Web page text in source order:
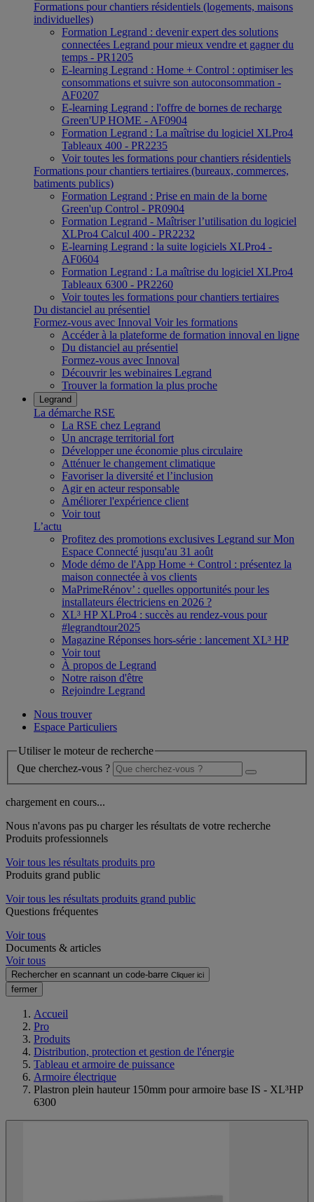
Formations pour chantiers résidentiels (logements, maisons
individuelles)
Formation Legrand : devenir expert des solutions
connectées Legrand pour mieux vendre et gagner du
temps - PR1205
E-learning Legrand : Home + Control : optimiser les
consommations et suivre son autoconsommation -
AF0207
E-learning Legrand : l'offre de bornes de recharge
Green'UP HOME - AF0904
Formation Legrand : La maîtrise du logiciel XLPro4
Tableaux 400 - PR2235
Voir toutes les formations pour chantiers résidentiels
Formations pour chantiers tertiaires (bureaux, commerces,
batiments publics)
Formation Legrand : Prise en main de la borne
Green'up Control - PR0904
Formation Legrand - Maîtriser l’utilisation du logiciel
XLPro4 Calcul 400 - PR2232
E-learning Legrand : la suite logiciels XLPro4 -
AF0604
Formation Legrand : La maîtrise du logiciel XLPro4
Tableaux 6300 - PR2260
Voir toutes les formations pour chantiers tertiaires
Du distanciel au présentiel
Formez-vous avec Innoval Voir les formations
Accéder à la plateforme de formation innoval en ligne
Du distanciel au présentiel
Formez-vous avec Innoval
Découvrir les webinaires Legrand
Trouver la formation la plus proche
Legrand
La démarche RSE
La RSE chez Legrand
Un ancrage territorial fort
Développer une économie plus circulaire
Atténuer le changement climatique
Favoriser la diversité et l’inclusion
Agir en acteur responsable
Améliorer l'expérience client
Voir tout
L’actu
Profitez des promotions exclusives Legrand sur Mon
Espace Connecté jusqu'au 31 août
Mode démo de l'App Home + Control : présentez la
maison connectée à vos clients
MaPrimeRénov’ : quelles opportunités pour les
installateurs électriciens en 2026 ?
XL³ HP XLPro4 : succès au rendez-vous pour
#legrandtour2025
Magazine Réponses hors-série : lancement XL³ HP
Voir tout
À propos de Legrand
Notre raison d'être
Rejoindre Legrand
Nous trouver
Espace Particuliers
Utiliser le moteur de recherche
Que cherchez-vous ?
chargement en cours...
Nous n'avons pas pu charger les résultats de votre recherche
Produits professionnels
Voir tous les résultats produits pro
Produits grand public
Voir tous les résultats produits grand public
Questions fréquentes
Voir tous
Documents & articles
Voir tous
Rechercher en scannant un code-barre Cliquer ici
fermer
Accueil
Pro
Produits
Distribution, protection et gestion de l'énergie
Tableau et armoire de puissance
Armoire électrique
Plastron plein hauteur 150mm pour armoire base IS - XL³HP
6300